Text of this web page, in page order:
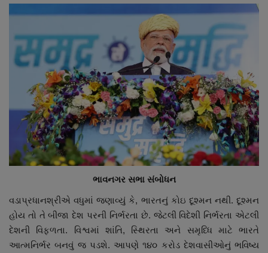
ગુનાખોરી
બોલિવૂડ
સ્વાસ્થ્ય
ભાવનગર સભા સંબોધન
વડાપ્રધાનશ્રીએ વધુમાં જણાવ્યું કે, ભારતનું કોઇ દૂશ્મન નથી. દૂશ્મન
હોય તો તે બીજા દેશ પરની નિર્ભરતા છે. જેટલી વિદેશી નિર્ભરતા એટલી
દેશની વિફળતા. વિશ્વમાં શાંતિ, સ્થિરતા અને સમૃધ્ધિ માટે ભારતે
આત્મનિર્ભર બનવું જ પડશે. આપણે ૧૪૦ કરોડ દેશવાસીઓનું ભવિષ્ય